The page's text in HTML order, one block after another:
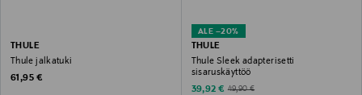
THULE
Thule jalkatuki
Original Price
61,95 €
ALE –20%
THULE
Thule Sleek adapterisetti
sisaruskäyttöö
Discounted Price
39,92 € Original Price
49,90 €